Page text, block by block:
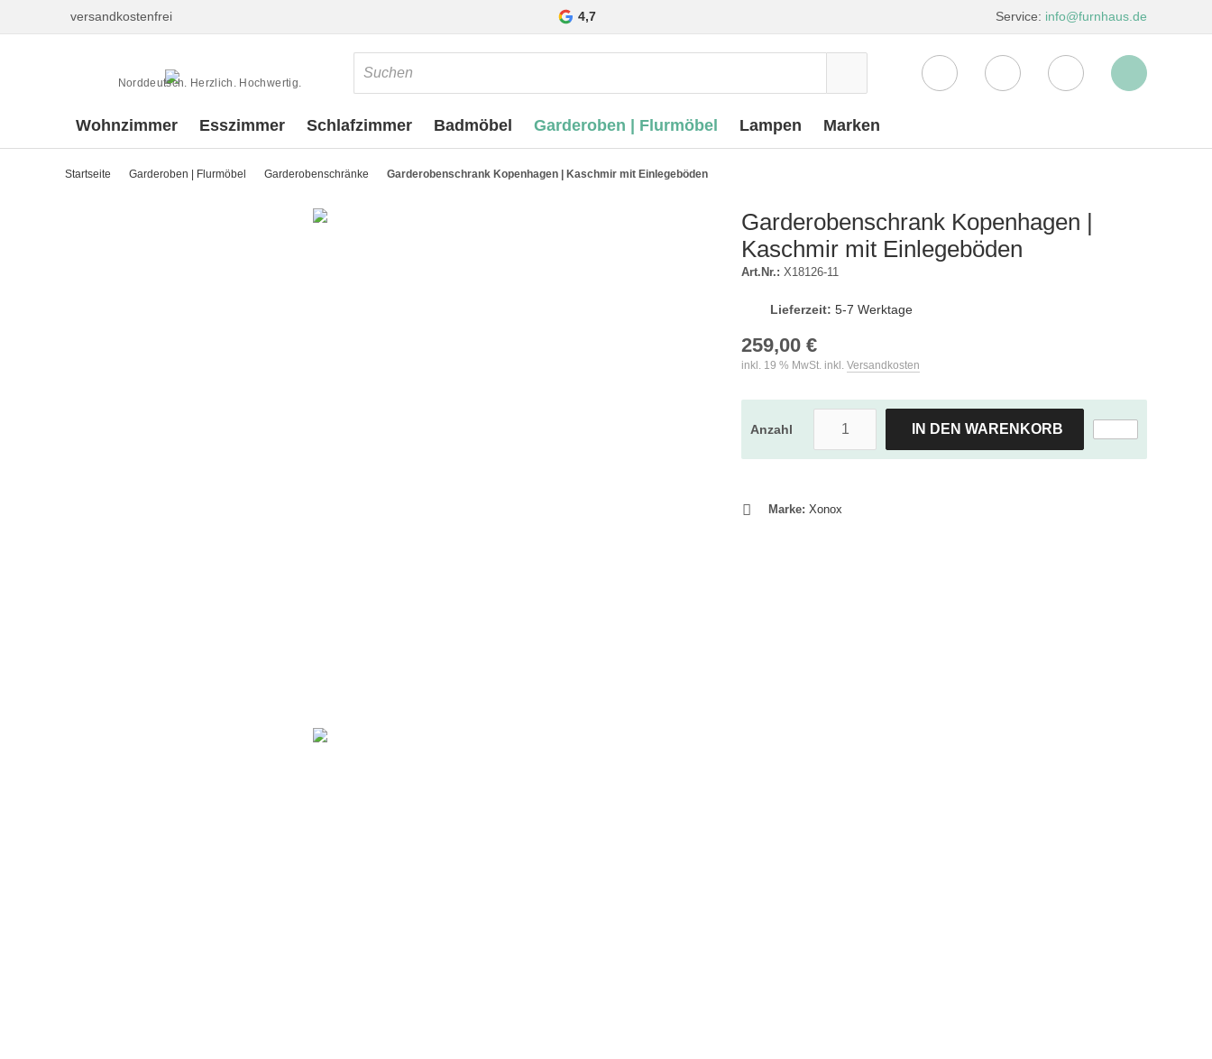
versandkostenfrei 4,7 Service: info@furnhaus.de
Norddeutsch. Herzlich. Hochwertig.
Wohnzimmer Esszimmer Schlafzimmer Badmöbel Garderoben | Flurmöbel Lampen Marken
Startseite Garderoben | Flurmöbel Garderobenschränke Garderobenschrank Kopenhagen | Kaschmir mit Einlegeböden
Garderobenschrank Kopenhagen |
Kaschmir mit Einlegeböden
Art.Nr.: X18126-11
Lieferzeit: 5-7 Werktage
259,00 €
inkl. 19 % MwSt. inkl. Versandkosten
Anzahl IN DEN WARENKORB
Marke: Xonox